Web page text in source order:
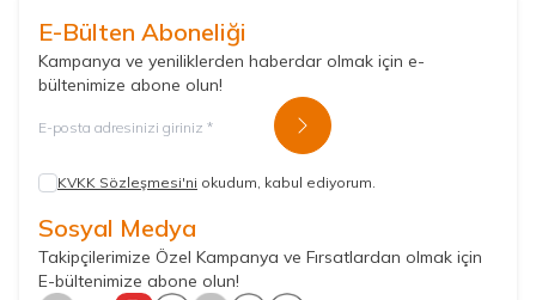
E-Bülten Aboneliği
Kampanya ve yeniliklerden haberdar olmak için e-
bültenimize abone olun!
Kayıt Ol
KVKK Sözleşmesi'ni okudum, kabul ediyorum.
Sosyal Medya
Takipçilerimize Özel Kampanya ve Fırsatlardan olmak için
E-bültenimize abone olun!